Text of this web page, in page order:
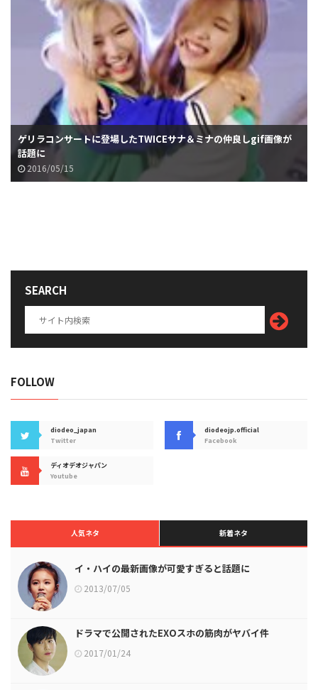
ゲリラコンサートに登場したTWICEサナ＆ミナの仲良しgif画像が
話題に
2016/05/15
SEARCH
FOLLOW
diodeo_japan
Twitter
diodeojp.official
Facebook
ディオデオジャパン
Youtube
人気ネタ 新着ネタ
イ・ハイの最新画像が可愛すぎると話題に
2013/07/05
ドラマで公開されたEXOスホの筋肉がヤバイ件
2017/01/24